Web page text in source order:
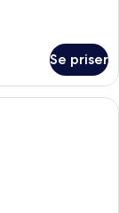
Se priser
sofa, sofabord og